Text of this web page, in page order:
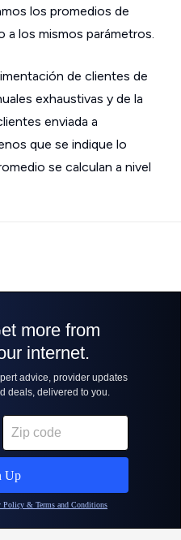
los promedios de
los mismos parámetros.
de clientes de
exhaustivas y de la
enviada a
que se indique lo
se calculan a nivel